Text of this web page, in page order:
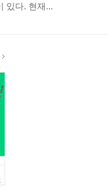
있다. 현재...